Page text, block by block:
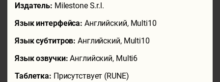
Издатель: Milestone S.r.l.
Язык интерфейса: Английский, Multi10
Язык субтитров:Английский, Multi10
Язык озвучки:Английский, Multi6
Таблетка: Присутствует (RUNE)